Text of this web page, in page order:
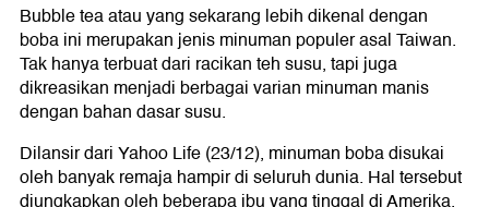
Bubble tea atau yang sekarang lebih dikenal dengan
boba ini merupakan jenis minuman populer asal Taiwan.
Tak hanya terbuat dari racikan teh susu, tapi juga
dikreasikan menjadi berbagai varian minuman manis
dengan bahan dasar susu.
Dilansir dari Yahoo Life (23/12), minuman boba disukai
oleh banyak remaja hampir di seluruh dunia. Hal tersebut
diungkapkan oleh beberapa ibu yang tinggal di Amerika.